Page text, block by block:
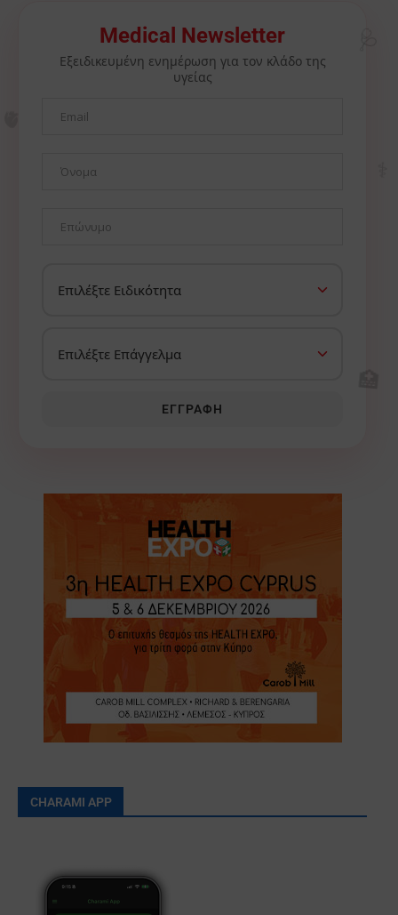
Medical Newsletter
Εξειδικευμένη ενημέρωση για τον κλάδο της
υγείας
ΕΓΓΡΑΦΉ
CHARAMI APP